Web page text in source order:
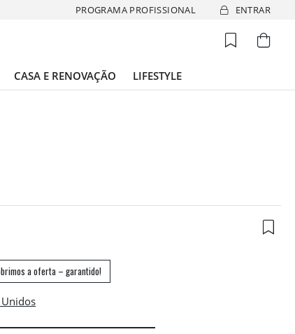
PROGRAMA PROFISSIONAL ENTRAR
CASA E RENOVAÇÃO LIFESTYLE
a oferta – garantido!